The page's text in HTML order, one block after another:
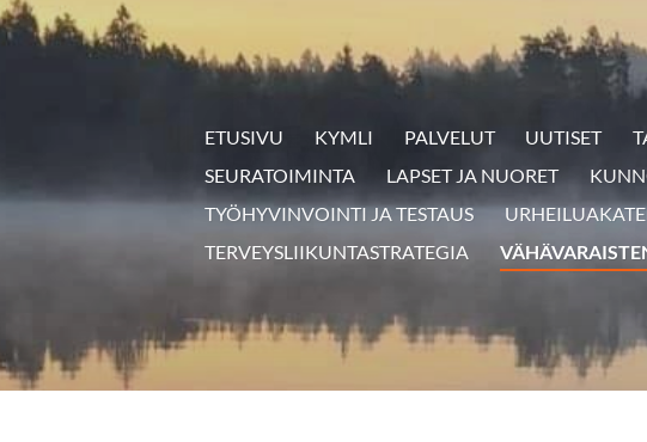
ETUSIVU KYMLI PALVELUT UUTISET
SEURATOIMINTA
LAPSET JA NUORET
TYÖHYVINVOINTI JA TESTAUS
TERVEYSLIIKUNTASTRATEGIA